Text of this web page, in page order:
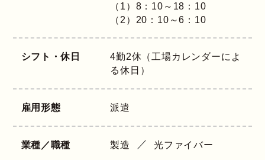
（1）8：10～18：10
（2）20：10～6：10
シフト・休日
4勤2休（工場カレンダーによ
る休日）
雇用形態 派遣
業種／職種 製造 光ファイバー